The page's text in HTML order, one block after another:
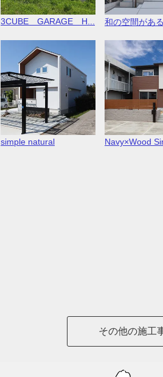
3CUBE GARAGE H... 和の空間があ
simple natural Navy×Wood
その他の施工